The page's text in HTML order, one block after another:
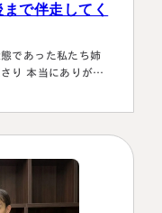
で伴走してく
であった私たち姉
り 本当にありがた
納税を済ませるこ